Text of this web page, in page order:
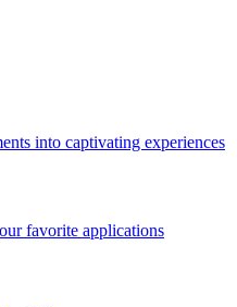
into captivating experiences
favorite applications